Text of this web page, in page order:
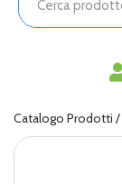
Prodotto
Catalogo Prodotti /